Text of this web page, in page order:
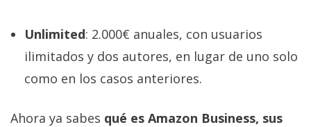
Unlimited: 2.000€ anuales, con usuarios
ilimitados y dos autores, en lugar de uno solo
como en los casos anteriores.
Ahora ya sabes qué es Amazon Business, sus